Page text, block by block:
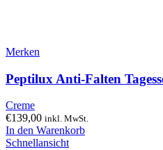
Merken
Peptilux Anti-Falten
Creme
€139,00 inkl. MwSt.
In den Warenkorb
Schnellansicht